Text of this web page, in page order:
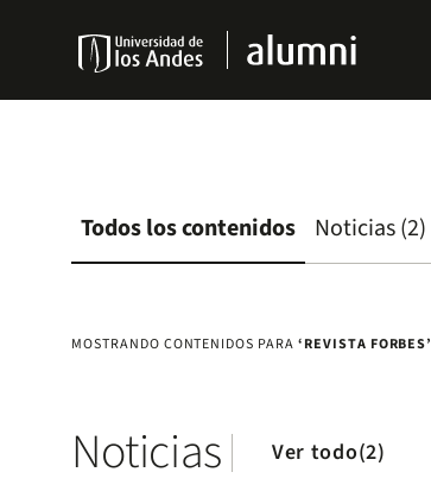
Todos los contenidos Noticias (2)
MOSTRANDO CONTENIDOS PARA ‘REVISTA FORBES’
Noticias Ver todo(2)